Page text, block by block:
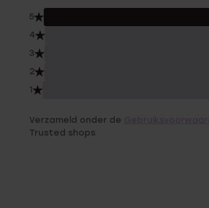
5
4
3
2
1
Verzameld onder de
Trusted shops